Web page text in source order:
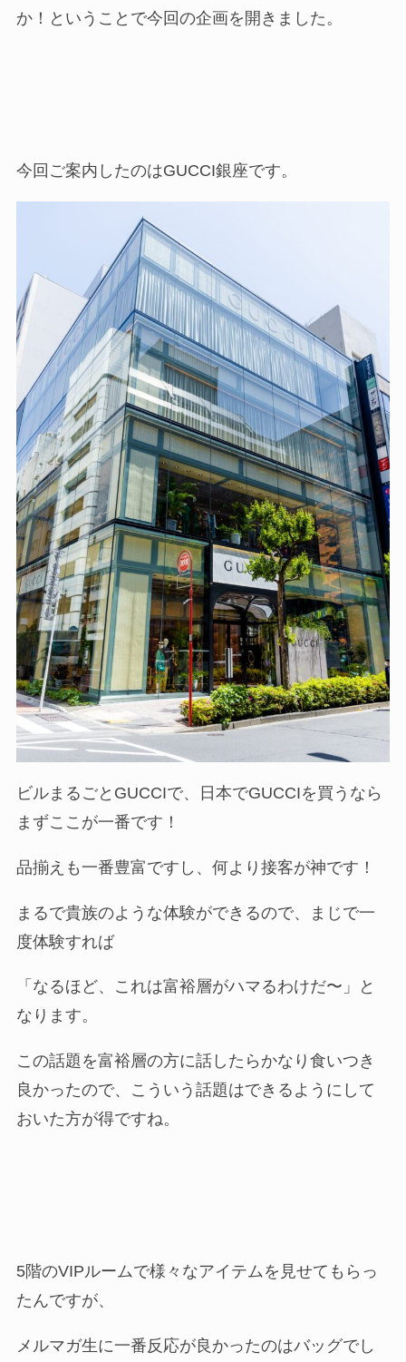
か！ということで今回の企画を開きました。
今回ご案内したのはGUCCI銀座です。
ビルまるごとGUCCIで、日本でGUCCIを買うなら
まずここが一番です！
品揃えも一番豊富ですし、何より接客が神です！
まるで貴族のような体験ができるので、まじで一
度体験すれば
「なるほど、これは富裕層がハマるわけだ〜」と
なります。
この話題を富裕層の方に話したらかなり食いつき
良かったので、こういう話題はできるようにして
おいた方が得ですね。
5階のVIPルームで様々なアイテムを見せてもらっ
たんですが、
メルマガ生に一番反応が良かったのはバッグでし